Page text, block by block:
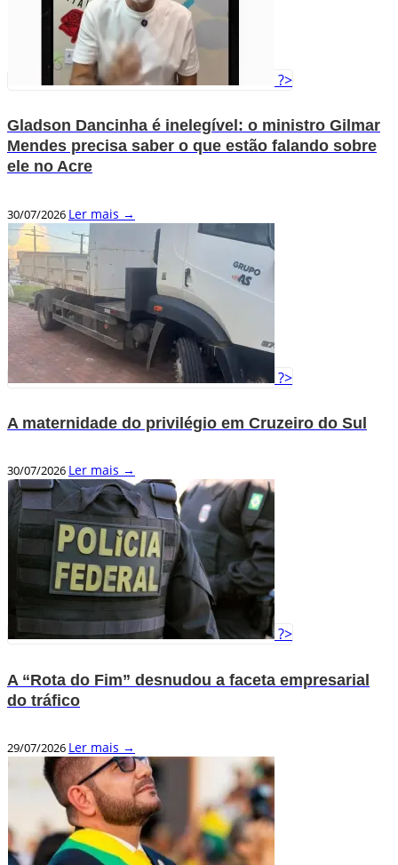
?>
Gladson Dancinha é inelegível: o ministro Gilmar
Mendes precisa saber o que estão falando sobre
ele no Acre
30/07/2026 Ler mais →
?>
A maternidade do privilégio em Cruzeiro do Sul
30/07/2026 Ler mais →
?>
A “Rota do Fim” desnudou a faceta empresarial
do tráfico
29/07/2026 Ler mais →